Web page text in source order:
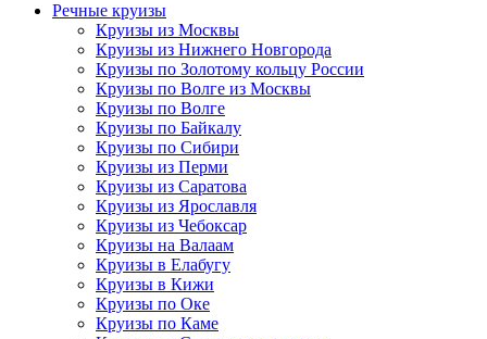
Речные круизы
Круизы из Москвы
Круизы из Нижнего Новгорода
Круизы по Золотому кольцу России
Круизы по Волге из Москвы
Круизы по Волге
Круизы по Байкалу
Круизы по Сибири
Круизы из Перми
Круизы из Саратова
Круизы из Ярославля
Круизы из Чебоксар
Круизы на Валаам
Круизы в Елабугу
Круизы в Кижи
Круизы по Оке
Круизы по Каме